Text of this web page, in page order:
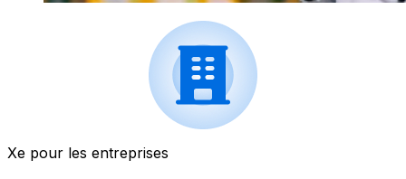
Xe pour les entreprises